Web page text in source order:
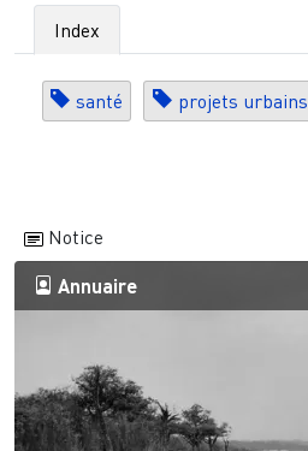
Index
santé projets urbains
Notice
Annuaire